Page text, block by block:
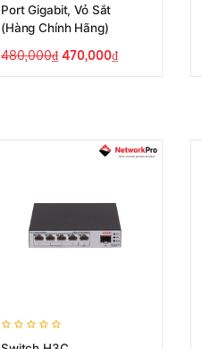
Port Gigabit, Vỏ Sắt
(Hàng Chính Hãng)
480,000₫470,000₫